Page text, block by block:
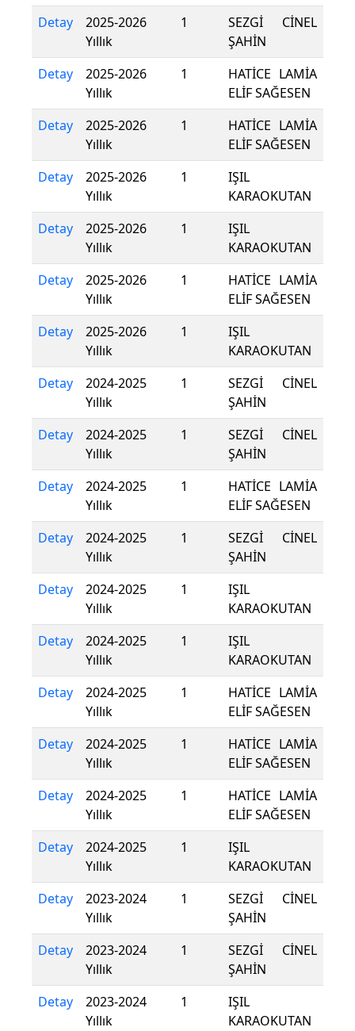
Detay
2025-2026
Yıllık
1
SEZGİ CİNEL
ŞAHİN
Detay
2025-2026
Yıllık
1
HATİCE LAMİA
ELİF SAĞESEN
Detay
2025-2026
Yıllık
1
HATİCE LAMİA
ELİF SAĞESEN
Detay
2025-2026
Yıllık
1
IŞIL
KARAOKUTAN
Detay
2025-2026
Yıllık
1
IŞIL
KARAOKUTAN
Detay
2025-2026
Yıllık
1
HATİCE LAMİA
ELİF SAĞESEN
Detay
2025-2026
Yıllık
1
IŞIL
KARAOKUTAN
Detay
2024-2025
Yıllık
1
SEZGİ CİNEL
ŞAHİN
Detay
2024-2025
Yıllık
1
SEZGİ CİNEL
ŞAHİN
Detay
2024-2025
Yıllık
1
HATİCE LAMİA
ELİF SAĞESEN
Detay
2024-2025
Yıllık
1
SEZGİ CİNEL
ŞAHİN
Detay
2024-2025
Yıllık
1
IŞIL
KARAOKUTAN
Detay
2024-2025
Yıllık
1
IŞIL
KARAOKUTAN
Detay
2024-2025
Yıllık
1
HATİCE LAMİA
ELİF SAĞESEN
Detay
2024-2025
Yıllık
1
HATİCE LAMİA
ELİF SAĞESEN
Detay
2024-2025
Yıllık
1
HATİCE LAMİA
ELİF SAĞESEN
Detay
2024-2025
Yıllık
1
IŞIL
KARAOKUTAN
Detay
2023-2024
Yıllık
1
SEZGİ CİNEL
ŞAHİN
Detay
2023-2024
Yıllık
1
SEZGİ CİNEL
ŞAHİN
Detay
2023-2024
Yıllık
1
IŞIL
KARAOKUTAN